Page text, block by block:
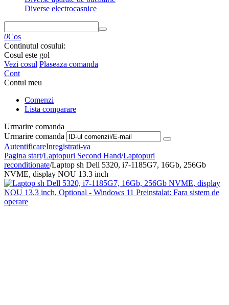
Diverse electrocasnice
0Cos
Continutul cosului:
Cosul este gol
Vezi cosul Plaseaza comanda
Cont
Contul meu
Comenzi
Lista comparare
Urmarire comanda
Urmarire comanda
AutentificareInregistrati-va
Pagina start/Laptopuri Second Hand/Laptopuri
reconditionate/Laptop sh Dell 5320, i7-1185G7, 16Gb, 256Gb
NVME, display NOU 13.3 inch